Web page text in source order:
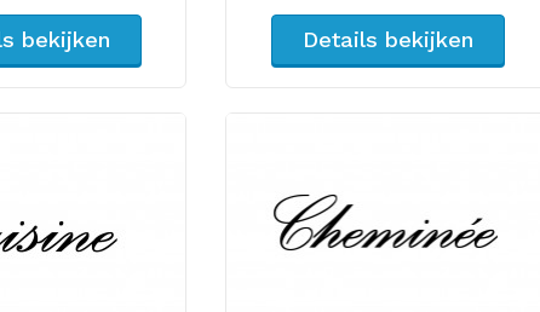
bekijken Details bekijken